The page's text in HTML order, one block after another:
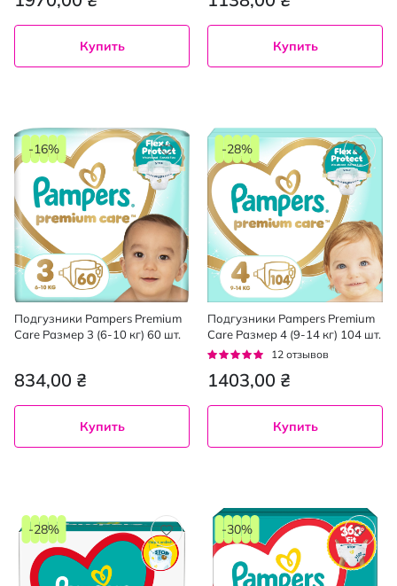
Купить Купить
Подгузники Pampers Premium
Care Размер 3 (6-10 кг) 60 шт.
834,00 ₴
-16%
Купить
Подгузники Pampers Premium
Care Размер 4 (9-14 кг) 104 шт.
Рейтинг:
12 отзывов
1403,00 ₴
-28%
Купить
-28% -30%